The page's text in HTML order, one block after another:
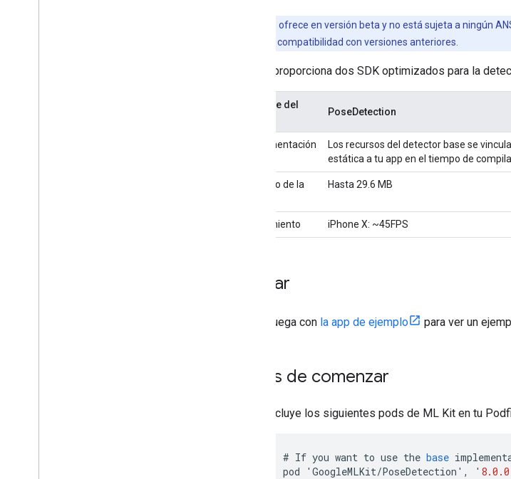
Esta API se ofrece en versión beta y no está sujeta a ningún
interrumpan la compatibilidad con versiones anteriores.
ML Kit proporciona dos SDK optimizados para la
Nombre del
PoseDetection
Implementación
Los recursos del detector base se
estática a tu app en el tiempo de
Tamaño de la
Hasta 29.6 MB
Rendimiento iPhone X: ~45FPS
Probar
Juega con la app de ejemplo para ver un
Antes de comenzar
Incluye los siguientes pods de ML Kit en tu
# If you want to use the base
pod
' GoogleMLKit/PoseDetection ' , ' 8.0.0